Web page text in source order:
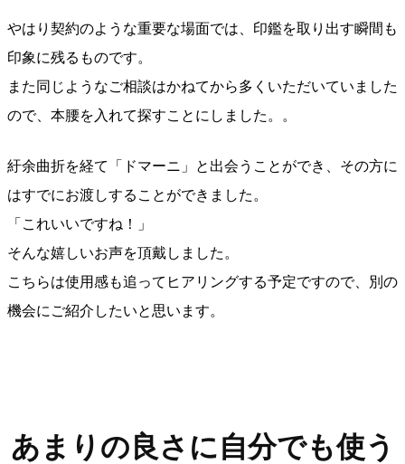
やはり契約のような重要な場面では、印鑑を取り出す瞬間も
印象に残るものです。
また同じようなご相談はかねてから多くいただいていました
ので、本腰を入れて探すことにしました。。
紆余曲折を経て「ドマーニ」と出会うことができ、その方に
はすでにお渡しすることができました。
「これいいですね！」
そんな嬉しいお声を頂戴しました。
こちらは使用感も追ってヒアリングする予定ですので、別の
機会にご紹介したいと思います。
あまりの良さに自分でも使う